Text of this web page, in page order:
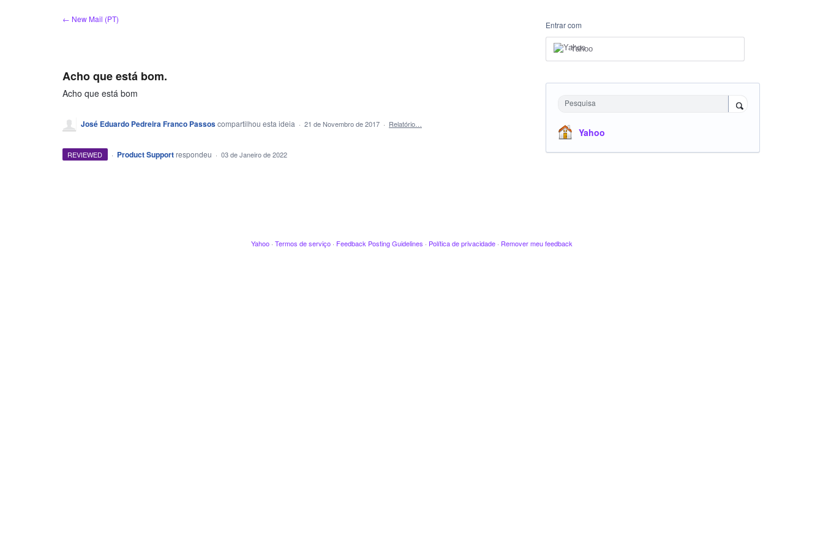
← New Mail (PT)
Acho que está bom.
Acho que está bom
José Eduardo Pedreira Franco Passoscompartilhou esta ideia · 21 de Novembro de 2017 · Relatório…
REVIEWED · Product Support respondeu · 03 de Janeiro de 2022
Entrar com
Yahoo
Pesquisa
Yahoo
Yahoo · Termos de serviço · Feedback Posting Guidelines · Política de privacidade · Remover meu feedback